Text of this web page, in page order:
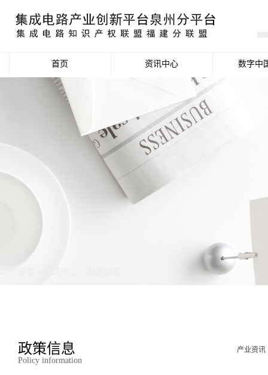
首页 资讯中心
政策信息
活动公告
数据统计分析
数字中
政策信息
Policy information
产业资讯